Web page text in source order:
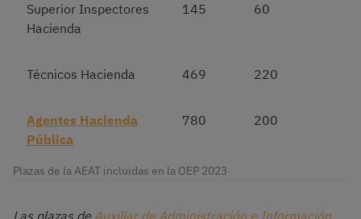
Superior Inspectores
Hacienda
145 60
Técnicos Hacienda 469 220
Agentes Hacienda
Pública
780 200
Plazas de la AEAT incluidas en la OEP 2023